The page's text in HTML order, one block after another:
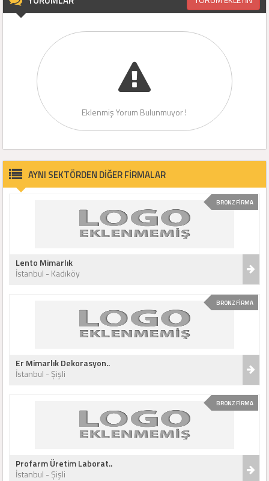
Eklenmiş Yorum Bulunmuyor !
AYNI SEKTÖRDEN DİĞER FİRMALAR
BRONZ FİRMA
Lento Mimarlık
İstanbul - Kadıköy
BRONZ FİRMA
Er Mimarlık Dekorasyon..
İstanbul - Şişli
BRONZ FİRMA
Profarm Üretim Laborat..
İstanbul - Şişli